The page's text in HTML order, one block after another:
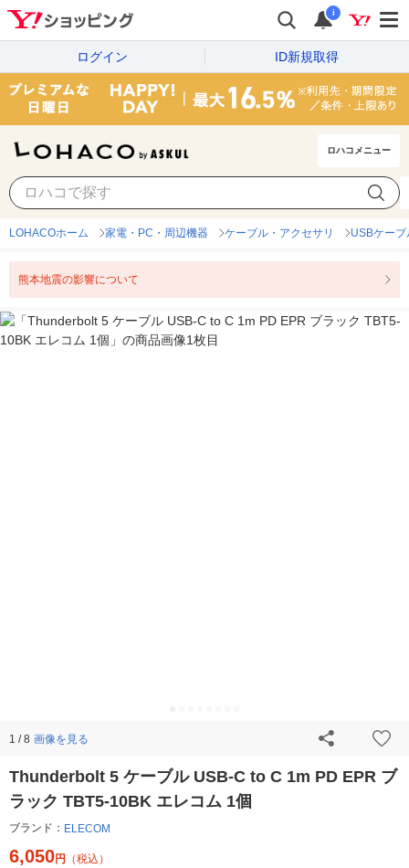
i
ログイン ID新規取得
ロハコメニュー
LOHACOホーム 家電・PC・周辺機器 ケーブル・アクセサリ USBケーブ
熊本地震の影響について
1 / 8 画像を見る
Thunderbolt 5 ケーブル USB-C to C 1m PD EPR ブ
ラック TBT5-10BK エレコム 1個
ブランド： ELECOM
6,050円 （税込）